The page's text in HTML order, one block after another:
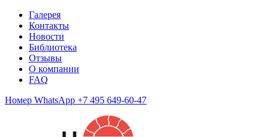
Галерея
Контакты
Новости
Библиотека
Отзывы
О компании
FAQ
Номер WhatsApp +7 495 649-60-47